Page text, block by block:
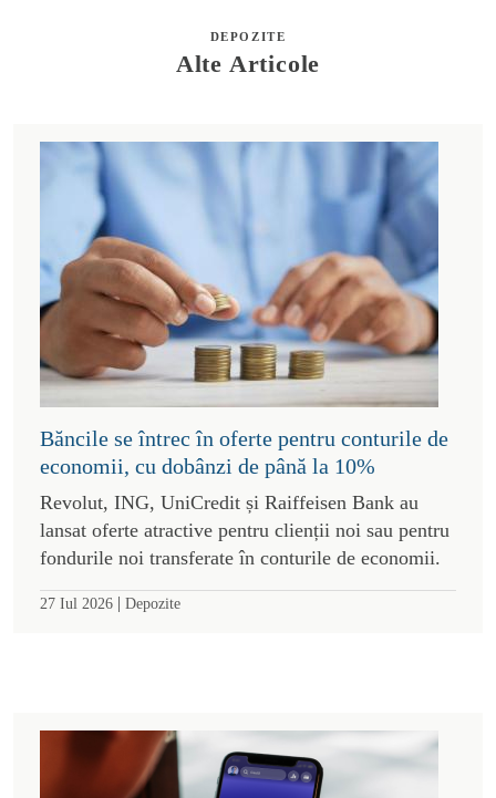
DEPOZITE
Alte Articole
Băncile se întrec în oferte pentru conturile de
economii, cu dobânzi de până la 10%
Revolut, ING, UniCredit și Raiffeisen Bank au
lansat oferte atractive pentru clienții noi sau pentru
fondurile noi transferate în conturile de economii.
27 Iul 2026 | Depozite